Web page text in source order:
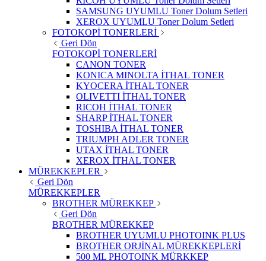
SAMSUNG UYUMLU Toner Dolum Setleri
XEROX UYUMLU Toner Dolum Setleri
FOTOKOPİ TONERLERİ
Geri Dön
FOTOKOPİ TONERLERİ
CANON TONER
KONICA MINOLTA İTHAL TONER
KYOCERA İTHAL TONER
OLIVETTI İTHAL TONER
RICOH İTHAL TONER
SHARP İTHAL TONER
TOSHIBA İTHAL TONER
TRIUMPH ADLER TONER
UTAX İTHAL TONER
XEROX İTHAL TONER
MÜREKKEPLER
Geri Dön
MÜREKKEPLER
BROTHER MÜREKKEP
Geri Dön
BROTHER MÜREKKEP
BROTHER UYUMLU PHOTOINK PLUS
BROTHER ORJİNAL MÜREKKEPLERİ
500 ML PHOTOINK MÜRKKEP